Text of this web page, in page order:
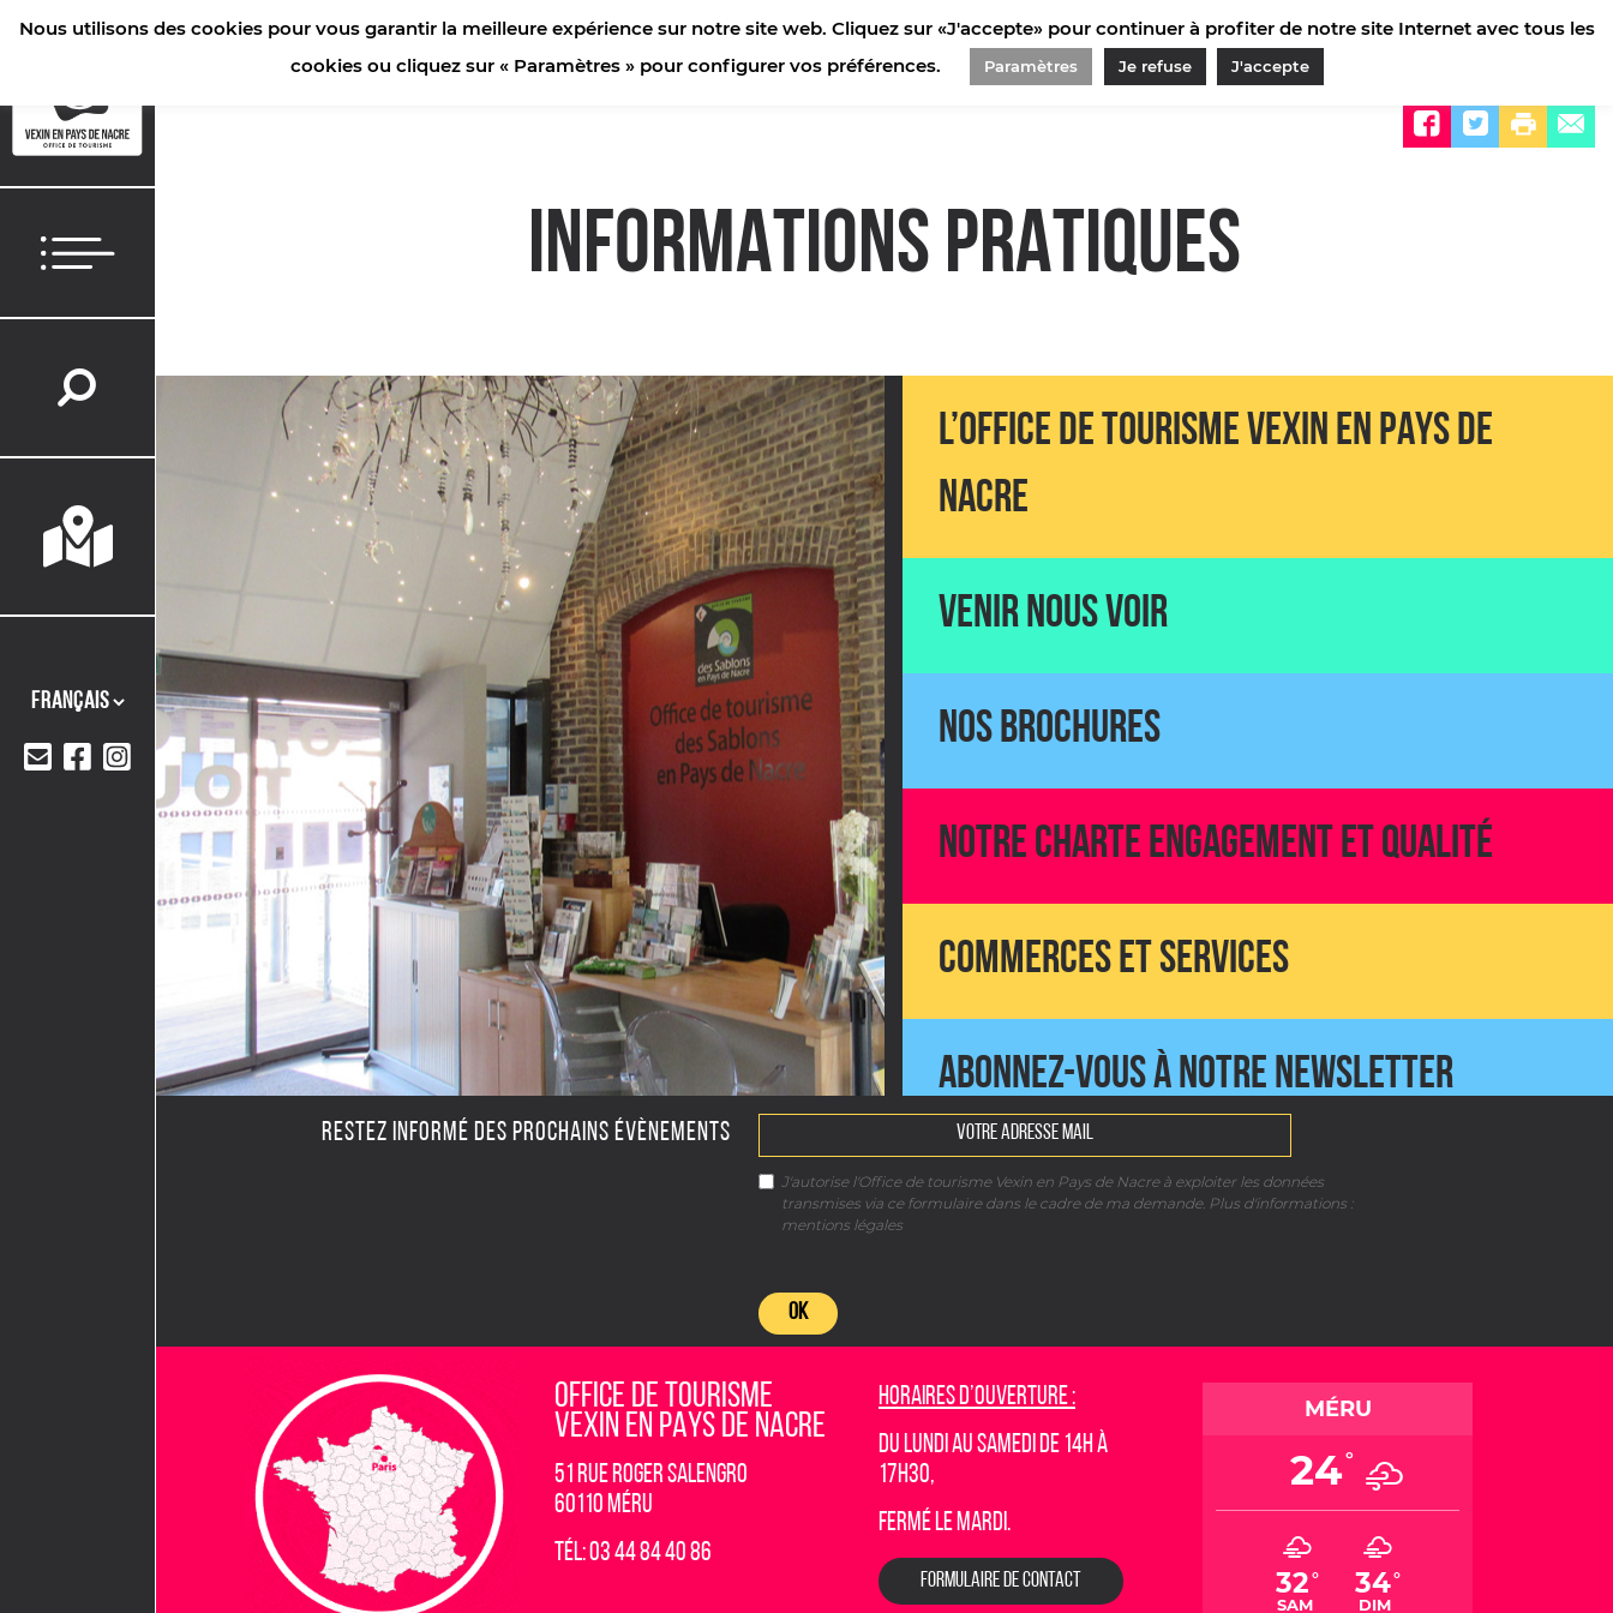
ACCUEIL/INFORMATIONS PRATIQUES
INFORMATIONS PRATIQUES
L’OFFICE DE TOURISME VEXIN EN PAYS DE
NACRE
VENIR NOUS VOIR
NOS BROCHURES
NOTRE CHARTE ENGAGEMENT ET QUALITÉ
COMMERCES ET SERVICES
ABONNEZ-VOUS À NOTRE NEWSLETTER
CONTACTEZ-NOUS
RESTEZ INFORMÉ DES PROCHAINS ÉVÈNEMENTS
J'autorise l'Office de tourisme Vexin en Pays de Nacre à exploiter les données
transmises via ce formulaire dans le cadre de ma demande. Plus d'informations :
mentions légales
OK
OFFICE DE TOURISME
VEXIN EN PAYS DE NACRE
51 rue Roger Salengro
60110 Méru
Tél: 03 44 84 40 86
Horaires d’ouverture :
Du lundi au samedi de 14h à
17h30,
fermé le mardi.
FORMULAIRE DE CONTACT
MÉRU
24°
32°
SAM
34°
DIM
Nous utilisons des cookies pour vous garantir la meilleure expérience sur notre site web. Cliquez sur «J'accepte» pour continuer à profiter de notre site Internet avec tous les
cookies ou cliquez sur « Paramètres » pour configurer vos préférences.
Paramètres Je refuse J'accepte